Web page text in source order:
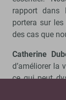
rapport dans
portera sur
des cas que
Catherine
d’améliorer la
ce qui peut